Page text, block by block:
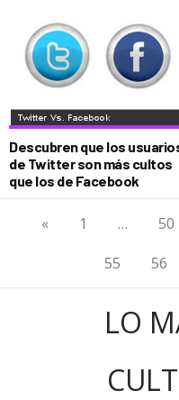
Descubren que los
de Twitter son más cultos
que los de Facebook
« 1 … 50
55
56
LO